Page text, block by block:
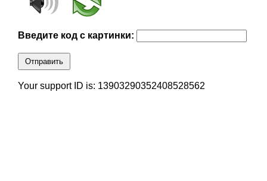
Введите код с картинки:
Отправить
Your support ID is: 13903290352408528562